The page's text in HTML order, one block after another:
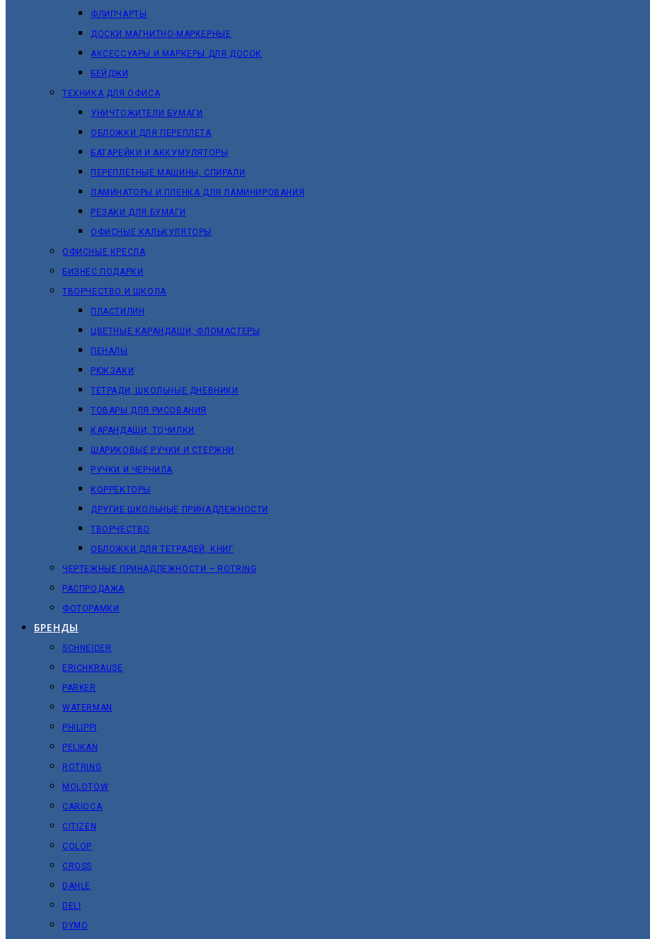
ФЛИПЧАРТЫ
ДОСКИ МАГНИТНО-МАРКЕРНЫЕ
АКСЕССУАРЫ И МАРКЕРЫ ДЛЯ ДОСОК
БЕЙДЖИ
ТЕХНИКА ДЛЯ ОФИСА
УНИЧТОЖИТЕЛИ БУМАГИ
ОБЛОЖКИ ДЛЯ ПЕРЕПЛЕТА
БАТАРЕЙКИ И АККУМУЛЯТОРЫ
ПЕРЕПЛЕТНЫЕ МАШИНЫ, СПИРАЛИ
ЛАМИНАТОРЫ И ПЛЕНКА ДЛЯ ЛАМИНИРОВАНИЯ
РЕЗАКИ ДЛЯ БУМАГИ
ОФИСНЫЕ КАЛЬКУЛЯТОРЫ
ОФИСНЫЕ КРЕСЛА
БИЗНЕС ПОДАРКИ
ТВОРЧЕСТВО И ШКОЛА
ПЛАСТИЛИН
ЦВЕТНЫЕ КАРАНДАШИ, ФЛОМАСТЕРЫ
ПЕНАЛЫ
РЮКЗАКИ
ТЕТРАДИ, ШКОЛЬНЫЕ ДНЕВНИКИ
ТОВАРЫ ДЛЯ РИСОВАНИЯ
КАРАНДАШИ, ТОЧИЛКИ
ШАРИКОВЫЕ РУЧКИ И СТЕРЖНИ
РУЧКИ И ЧЕРНИЛА
КОРРЕКТОРЫ
ДРУГИЕ ШКОЛЬНЫЕ ПРИНАДЛЕЖНОСТИ
ТВОРЧЕСТВО
ОБЛОЖКИ ДЛЯ ТЕТРАДЕЙ, КНИГ
ЧЕРТЕЖНЫЕ ПРИНАДЛЕЖНОСТИ – ROTRING
РАСПРОДАЖА
ФОТОРАМКИ
БРЕНДЫ
SCHNEIDER
ERICHKRAUSE
PARKER
WATERMAN
PHILIPPI
PELIKAN
ROTRING
MOLOTOW
CARIOCA
CITIZEN
COLOP
CROSS
DAHLE
DELI
DYMO